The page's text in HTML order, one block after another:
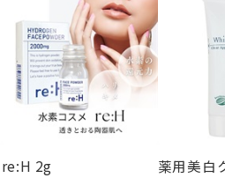
re:H 2g